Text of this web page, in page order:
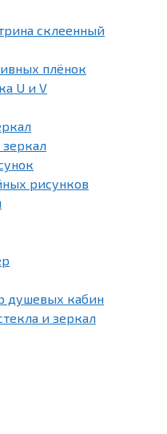
склеенный
плёнок
U и V
зеркал
рисунков
душевых кабин
и зеркал